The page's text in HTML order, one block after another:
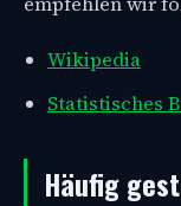
Wikipedia
Statistisches
Häufig